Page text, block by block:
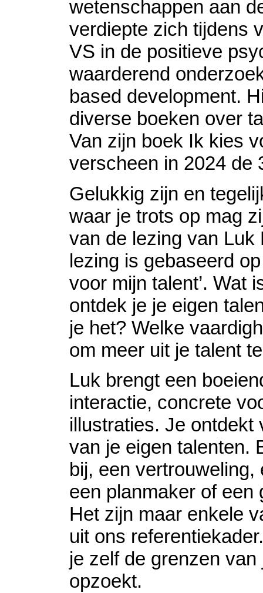
wetenschappen aan
verdiepte zich tijdens
VS in de positieve
waarderend
based development.
diverse boeken over
Van zijn boek Ik kies
verscheen in 2024 de
​Gelukkig zijn en
waar je trots op mag
van de lezing van Luk
lezing is gebaseerd
voor mijn talent’. Wat
ontdek je je eigen
je het? Welke
om meer uit je talent
Luk brengt een
interactie, concrete
illustraties. Je ontdekt
van je eigen talenten.
bij, een vertrouweling,
een planmaker of een
Het zijn maar enkele
uit ons
je zelf de grenzen
opzoekt.